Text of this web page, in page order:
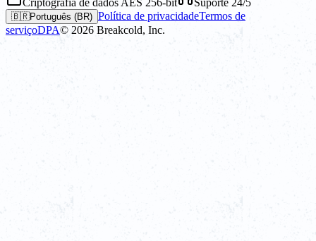
🇧🇷Português (BR) Política de privacidadeTermos de
serviçoDPA© 2026 Breakcold, Inc.